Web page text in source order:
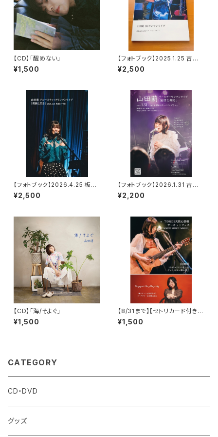
【CD】「醒めない」
¥1,500
【フォトブック】2025.1.25 吉祥
寺スターパインズカフェ バース
デーワンマン
¥2,500
【フォトブック】2026.4.25 板橋
ファイト！アコースティックワンマ
ンライブ
¥2,500
【フォトブック】2026.1.31 吉祥
寺スターパインズカフェ バース
デーワンマン
¥2,200
【CD】「海/そよぐ」
¥1,500
【8/31まで】【セトリカード付きラ
イブ映像】7/26大阪MIKKE!! M
IKKE!! MIKKE!! Key.Reymiy
¥1,500
CATEGORY
CD・DVD
グッズ